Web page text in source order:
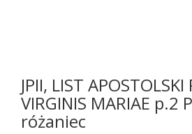
JPII, LIST
VIRGINIS MARIAE p.2
różaniec